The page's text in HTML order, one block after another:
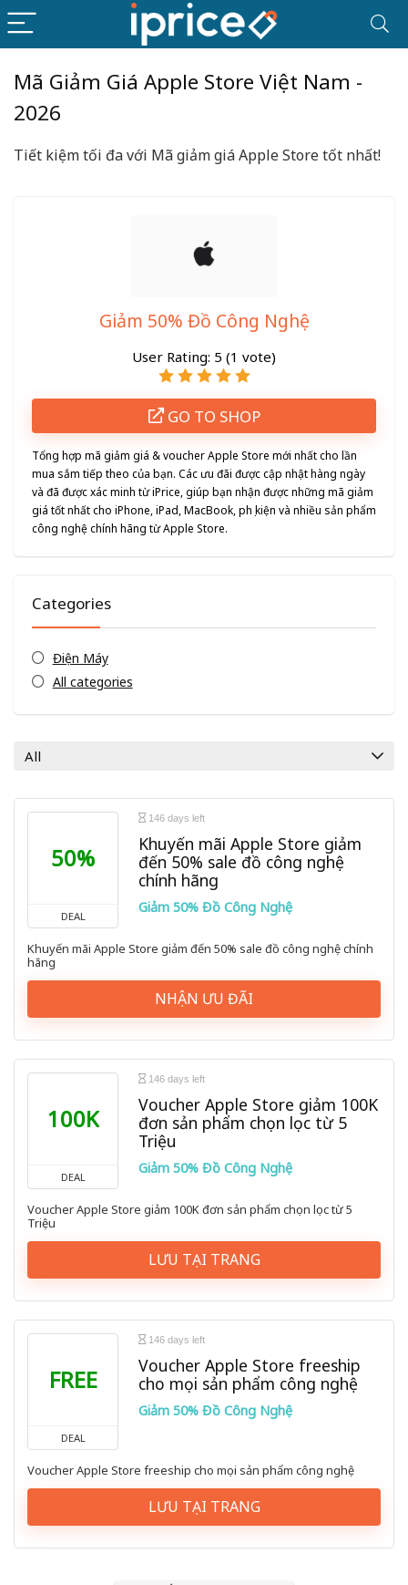
Mã Giảm Giá Apple Store Việt Nam -
2026
Tiết kiệm tối đa với Mã giảm giá Apple Store tốt nhất!
Giảm 50% Đồ Công Nghệ
User Rating: 5 (1 vote)
GO TO SHOP
Tổng hợp mã giảm giá & voucher Apple Store mới nhất cho lần
mua sắm tiếp theo của bạn. Các ưu đãi được cập nhật hàng ngày
và đã được xác minh từ iPrice, giúp bạn nhận được những mã giảm
giá tốt nhất cho iPhone, iPad, MacBook, phụ kiện và nhiều sản phẩm
công nghệ chính hãng từ Apple Store.
Categories
Điện Máy
All categories
All
50%
DEAL
146 days left
Khuyến mãi Apple Store giảm
đến 50% sale đồ công nghệ
chính hãng
Giảm 50% Đồ Công Nghệ
Khuyến mãi Apple Store giảm đến 50% sale đồ công nghệ chính
hãng
NHẬN ƯU ĐÃI
100K
DEAL
146 days left
Voucher Apple Store giảm 100K
đơn sản phẩm chọn lọc từ 5
Triệu
Giảm 50% Đồ Công Nghệ
Voucher Apple Store giảm 100K đơn sản phẩm chọn lọc từ 5
Triệu
LƯU TẠI TRANG
FREE
DEAL
146 days left
Voucher Apple Store freeship
cho mọi sản phẩm công nghệ
Giảm 50% Đồ Công Nghệ
Voucher Apple Store freeship cho mọi sản phẩm công nghệ
LƯU TẠI TRANG